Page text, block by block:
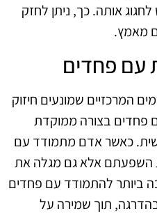
לחגוג אותה. כך, ניתן לחזק
מאמץ.
עם פחדים
המרכזיים שמונעים חיזוק
פחדים בצורה ממוקדת
כאשר אדם מתמודד עם
השפעתם אלא גם מגלה את
ביותר להתמודד עם פחדים
תוך שמירה על